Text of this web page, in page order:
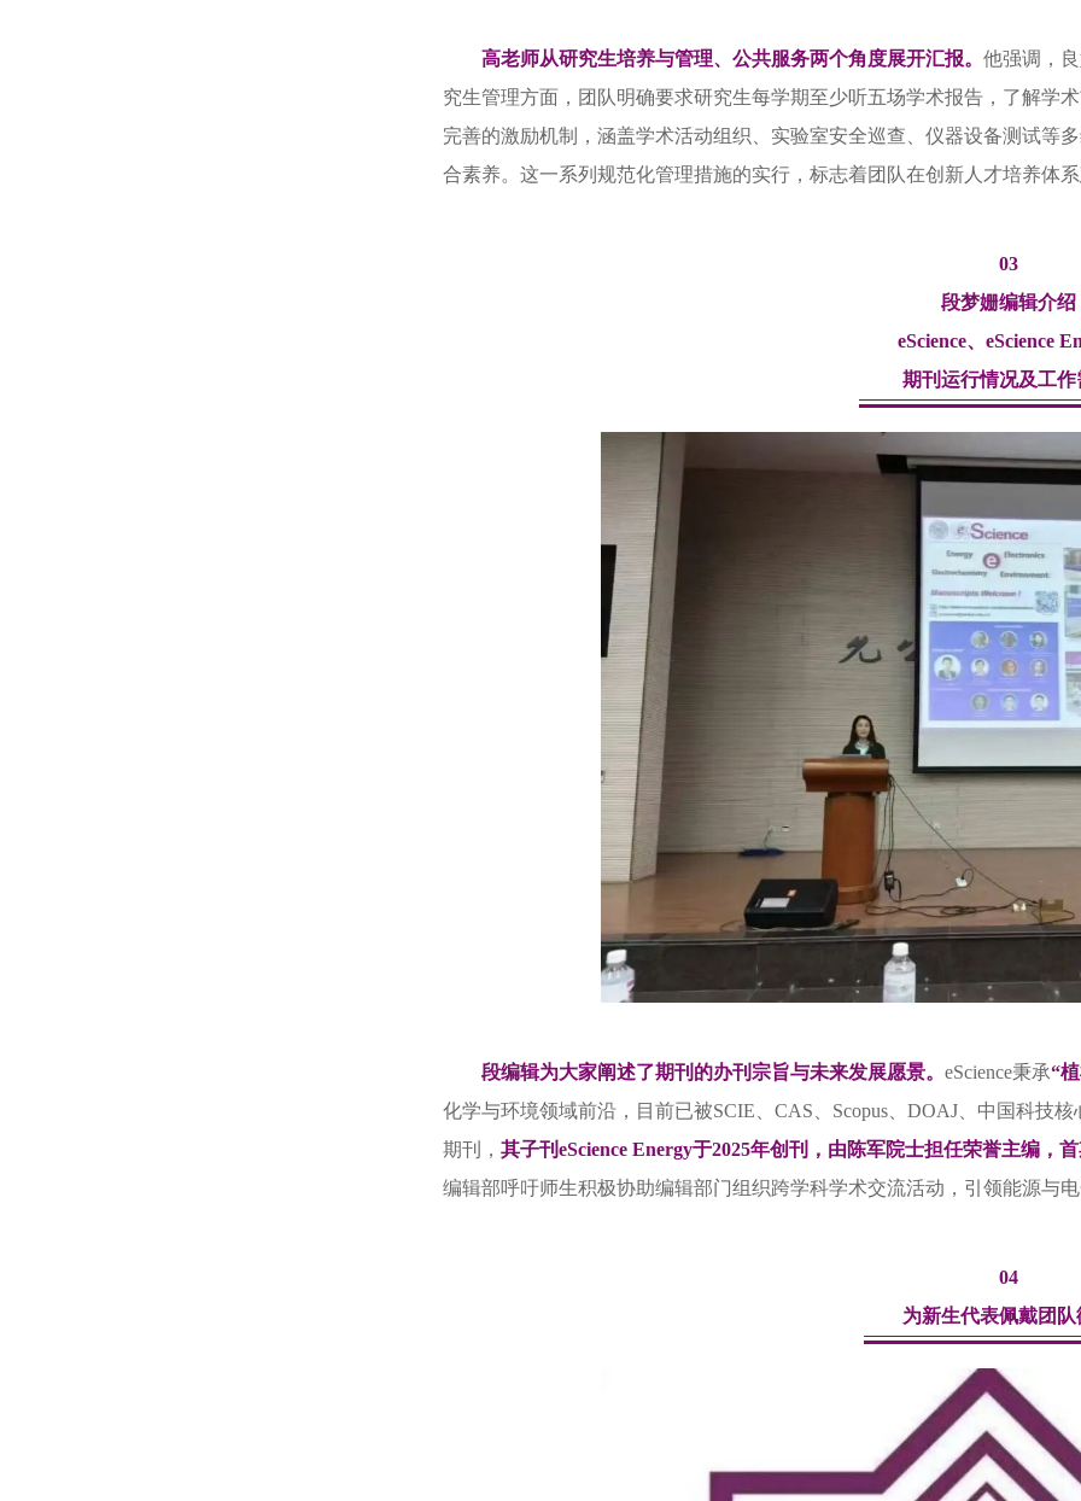
高老师从研究生培养与管理、公共服务两个角度展开汇报。 他强调，
究生管理方面，团队明确要求研究生每学期至少听五场学术报告，了解学
完善的激励机制，涵盖学术活动组织、实验室安全巡查、仪器设备测试等
合素养。这一系列规范化管理措施的实行，标志着团队在创新人才培养体
03
段梦姗编辑介绍
eScience、eScience
期刊运行情况及工作
段编辑为大家阐述了期刊的办刊宗旨与未来发展愿景。 eScience秉承“
化学与环境领域前沿，目前已被SCIE、CAS、Scopus、DOAJ、中国科技
期刊， 其子刊eScience Energy于2025年创刊，由陈军院士担任荣誉主编，
编辑部呼吁师生积极协助编辑部门组织跨学科学术交流活动，引领能源与
04
为新生代表佩戴团队